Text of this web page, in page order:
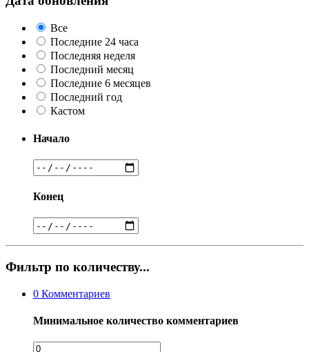
Все
Последние 24 часа
Последняя неделя
Последний месяц
Последние 6 месяцев
Последний год
Кастом
Начало
Конец
Фильтр по количеству...
0 Комментариев
Минимальное количество комментариев